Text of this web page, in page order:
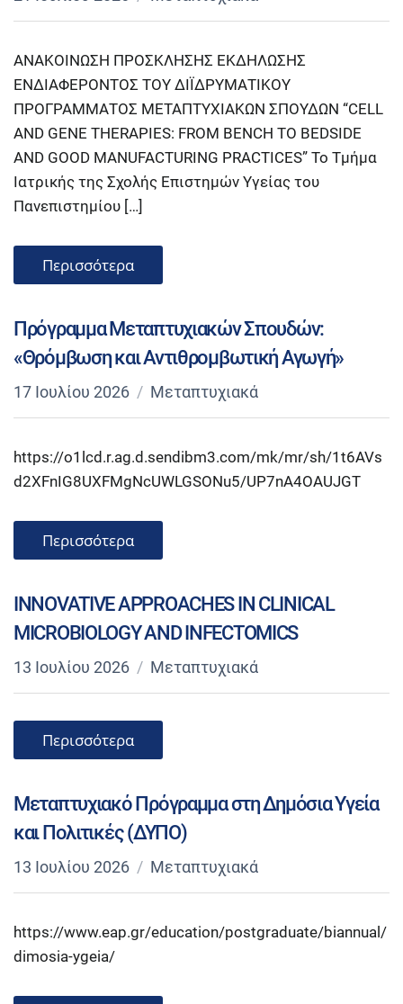
ΑΝΑΚΟΙΝΩΣΗ ΠΡΟΣΚΛΗΣΗΣ ΕΚΔΗΛΩΣΗΣ
ΕΝΔΙΑΦΕΡΟΝΤΟΣ ΤΟΥ ΔΙΪΔΡΥΜΑΤΙΚΟΥ
ΠΡΟΓΡΑΜΜΑΤΟΣ ΜΕΤΑΠΤΥΧΙΑΚΩΝ ΣΠΟΥΔΩΝ “CELL
AND GENE THERAPIES: FROM BENCH TO BEDSIDE
AND GOOD MANUFACTURING PRACTICES” Το Τμήμα
Ιατρικής της Σχολής Επιστημών Υγείας του
Πανεπιστημίου […]
Περισσότερα
Πρόγραμμα Μεταπτυχιακών Σπουδών:
«Θρόμβωση και Αντιθρομβωτική Αγωγή»
17 Ιουλίου 2026 Μεταπτυχιακά
https://o1lcd.r.ag.d.sendibm3.com/mk/mr/sh/1t6AVs
d2XFnIG8UXFMgNcUWLGSONu5/UP7nA4OAUJGT
Περισσότερα
INNOVATIVE APPROACHES IN CLINICAL
MICROBIOLOGY AND INFECTOMICS
13 Ιουλίου 2026 Μεταπτυχιακά
Περισσότερα
Μεταπτυχιακό Πρόγραμμα στη Δημόσια Υγεία
και Πολιτικές (ΔΥΠΟ)
13 Ιουλίου 2026 Μεταπτυχιακά
https://www.eap.gr/education/postgraduate/biannual/
dimosia-ygeia/